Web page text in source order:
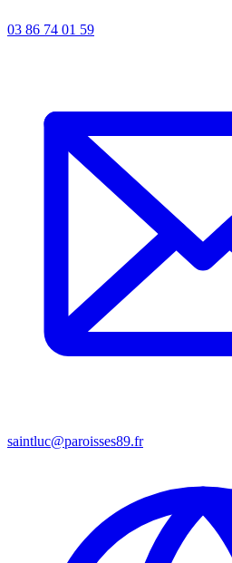
03 86 74 01 59
saintluc@paroisses89.fr